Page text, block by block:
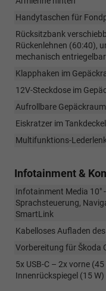
Handytaschen für
Rücksitzbank
Rückenlehnen (60:40),
mechanisch
Klapphaken im
12V-Steckdose im
Aufrollbare
Eiskratzer im Tankdeckel
Multifunktions-
Infotainment &
Infotainment Media 10"
Sprachsteuerung,
SmartLink
Kabelloses Aufladen
Vorbereitung für Škoda
5x USB-C – 2x vorne
Innenrückspiegel (15 W)